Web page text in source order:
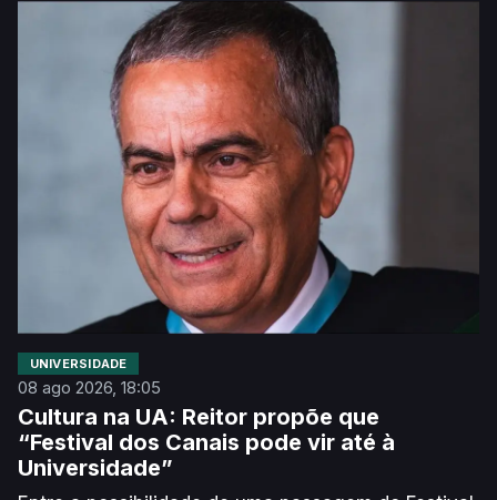
UNIVERSIDADE
08 ago 2026, 18:05
Cultura na UA: Reitor propõe que
“Festival dos Canais pode vir até à
Universidade”